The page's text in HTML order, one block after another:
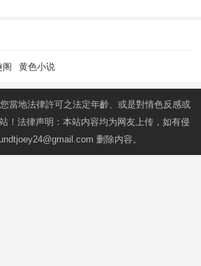
阁 黄色小说
當地法律許可之法定年齡、或是對情色反感或
！法律声明：本站内容均为网友上传，如有侵
删除内容。